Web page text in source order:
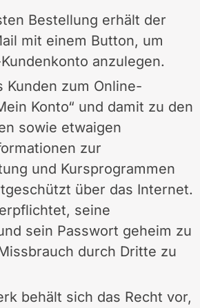
Bestellung erhält der
mit einem Button, um
anzulegen.
Kunden zum Online-
Konto“ und damit zu den
sowie etwaigen
zur
und Kursprogrammen
über das Internet.
seine
sein Passwort geheim zu
durch Dritte zu
behält sich das Recht vor,